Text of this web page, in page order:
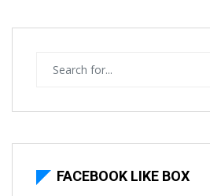
FACEBOOK LIKE BOX